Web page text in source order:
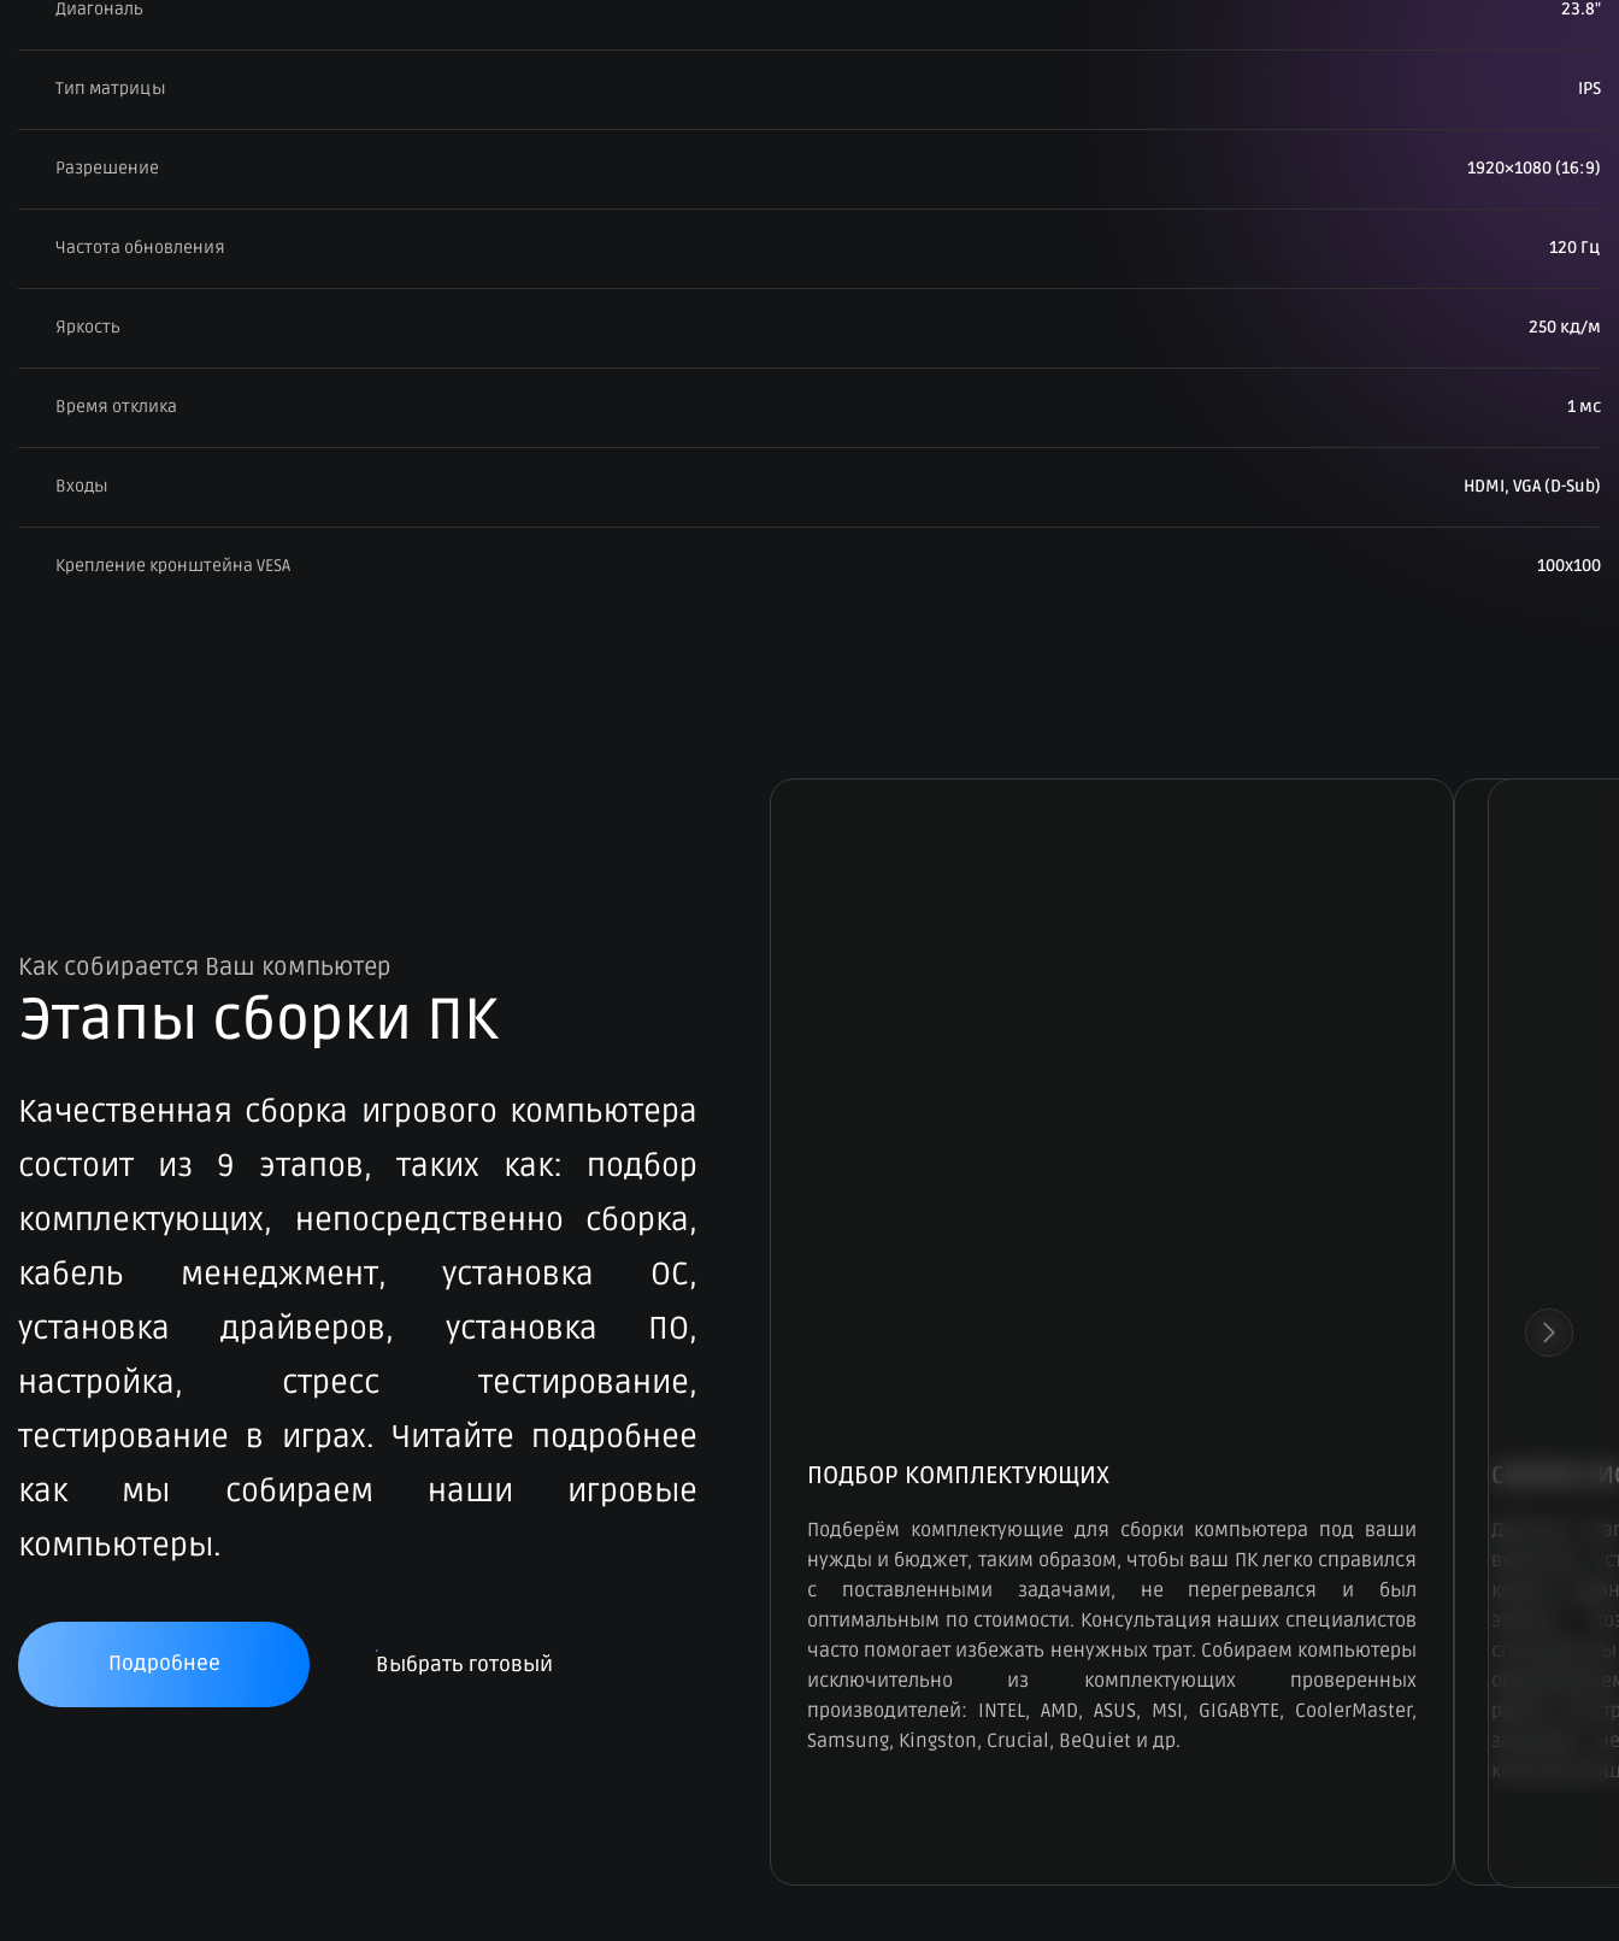
Диагональ 23.8"
Тип матрицы IPS
Разрешение 1920×1080 (16:9)
Частота обновления 120 Гц
Яркость 250 кд/м
Время отклика 1 мс
Входы HDMI, VGA (D-Sub)
Крепление кронштейна VESA 100x100
Как собирается Ваш компьютер
Этапы сборки ПК​
Качественная сборка игрового компьютера
состоит из 9 этапов, таких как: подбор
комплектующих, непосредственно сборка,
кабель менеджмент, установка ОС,
установка драйверов, установка ПО,
настройка, стресс тестирование,
тестирование в играх. Читайте подробнее
как мы собираем наши игровые
компьютеры.
Подробнее Выбрать готовый
ПОДБОР КОМПЛЕКТУЮЩИХ
Подберём комплектующие для сборки компьютера под ваши
нужды и бюджет, таким образом, чтобы ваш ПК легко справился
с поставленными задачами, не перегревался и был
оптимальным по стоимости. Консультация наших специалистов
часто помогает избежать ненужных трат. Собираем компьютеры
исключительно из комплектующих проверенных
производителей: INTEL, AMD, ASUS, MSI, GIGABYTE, CoolerMaster,
Samsung, Kingston, Crucial, BeQuiet и др.
СБОРКА
Данный
включает
корпус,
этапов,
работу
занимает